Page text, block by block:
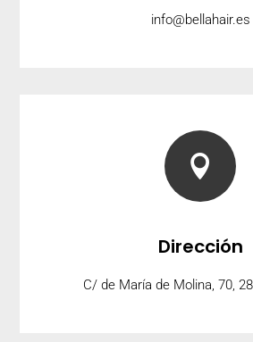
info@bellahair.es

Dirección
C/ de María de Molina, 70,